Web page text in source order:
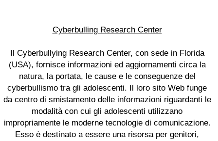
Cyberbulling Research Center
Il Cyberbullying Research Center, con sede in Florida
(USA), fornisce informazioni ed aggiornamenti circa la
natura, la portata, le cause e le conseguenze del
cyberbullismo tra gli adolescenti. Il loro sito Web funge
da centro di smistamento delle informazioni riguardanti le
modalità con cui gli adolescenti utilizzano
impropriamente le moderne tecnologie di comunicazione.
Esso è destinato a essere una risorsa per genitori,